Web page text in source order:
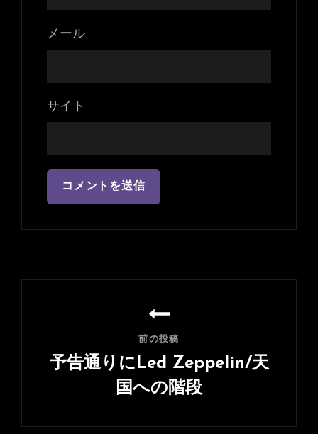
メール
サイト
シ
前の投稿
予告通りにLed Zeppelin/天
国への階段
の